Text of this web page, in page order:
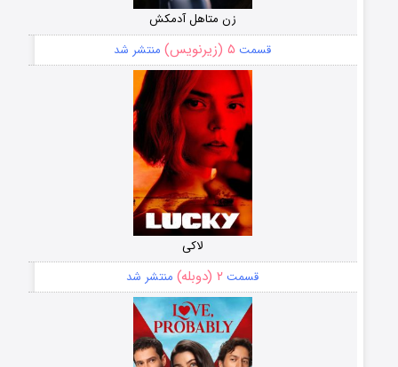
زن متاهل آدمکش
قسمت ۵ (زیرنویس) منتشر شد
لاکی
قسمت ۲ (دوبله) منتشر شد